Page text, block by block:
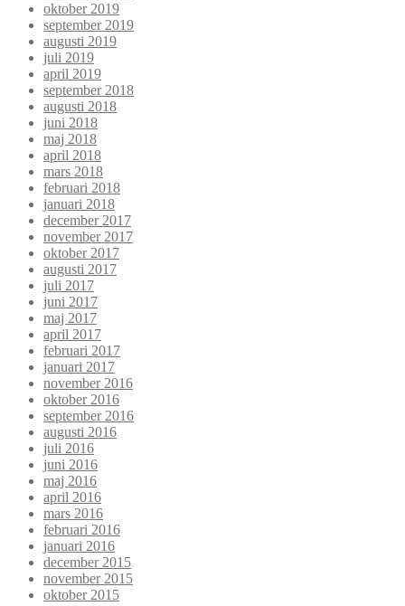
oktober 2019
september 2019
augusti 2019
juli 2019
april 2019
september 2018
augusti 2018
juni 2018
maj 2018
april 2018
mars 2018
februari 2018
januari 2018
december 2017
november 2017
oktober 2017
augusti 2017
juli 2017
juni 2017
maj 2017
april 2017
februari 2017
januari 2017
november 2016
oktober 2016
september 2016
augusti 2016
juli 2016
juni 2016
maj 2016
april 2016
mars 2016
februari 2016
januari 2016
december 2015
november 2015
oktober 2015